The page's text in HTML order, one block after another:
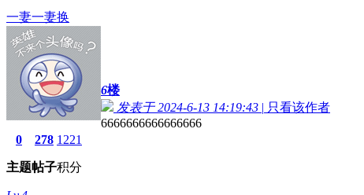
一妻一妻换
0
主题
278
帖子
1221
积分
6楼
发表于 2024-6-13 14:19:43 | 只看该作者
6666666666666666